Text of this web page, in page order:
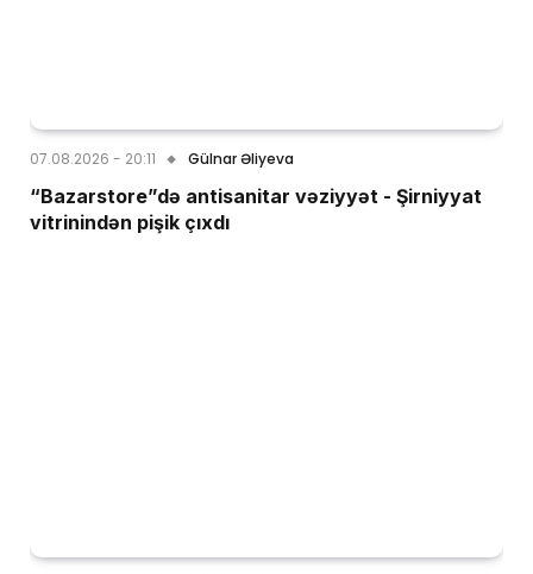
07.08.2026 - 20:11 Gülnar Əliyeva
“Bazarstore”də antisanitar vəziyyət - Şirniyyat
vitrinindən pişik çıxdı